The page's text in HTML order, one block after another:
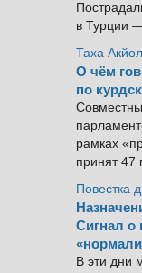
в Турции
Таха Акйол
О чём
по
рамках
принят
Повестка
Сигнал о
В эти дни